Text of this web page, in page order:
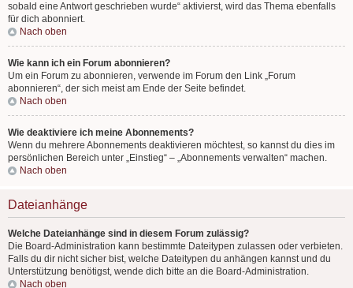
sobald eine Antwort geschrieben wurde“ aktivierst, wird das Thema ebenfalls
für dich abonniert.
Nach oben
Wie kann ich ein Forum abonnieren?
Um ein Forum zu abonnieren, verwende im Forum den Link „Forum
abonnieren“, der sich meist am Ende der Seite befindet.
Nach oben
Wie deaktiviere ich meine Abonnements?
Wenn du mehrere Abonnements deaktivieren möchtest, so kannst du dies im
persönlichen Bereich unter „Einstieg“ – „Abonnements verwalten“ machen.
Nach oben
Dateianhänge
Welche Dateianhänge sind in diesem Forum zulässig?
Die Board-Administration kann bestimmte Dateitypen zulassen oder verbieten.
Falls du dir nicht sicher bist, welche Dateitypen du anhängen kannst und du
Unterstützung benötigst, wende dich bitte an die Board-Administration.
Nach oben